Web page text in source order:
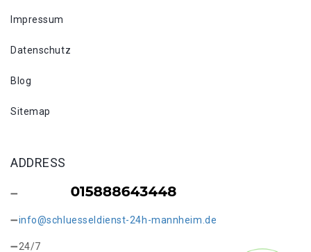
Impressum
Datenschutz
Blog
Sitemap
ADDRESS
info@schluesseldienst-24h-mannheim.de
24/7